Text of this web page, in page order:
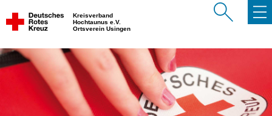
Kreisverband
Hochtaunus e.V.
Ortsverein Usingen